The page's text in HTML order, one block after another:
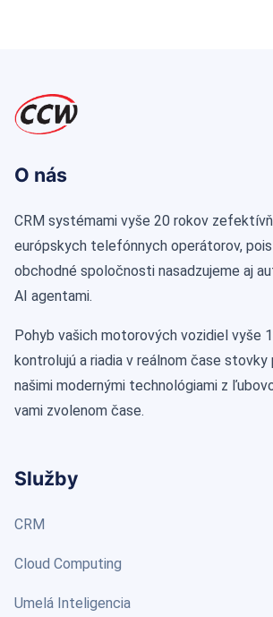
O nás
CRM systémami vyše 20 rokov
európskych telefónnych operátorov,
obchodné spoločnosti nasadzujeme aj
AI agentami.
Pohyb vašich motorových vozidiel vyše
kontrolujú a riadia v reálnom čase
našimi modernými technológiami z
vami zvolenom čase.
Služby
CRM
Cloud Computing
Umelá Inteligencia